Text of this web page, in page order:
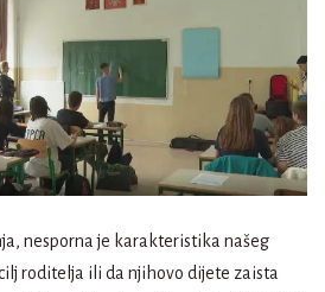
nesporna je karakteristika našeg
roditelja ili da njihovo dijete zaista